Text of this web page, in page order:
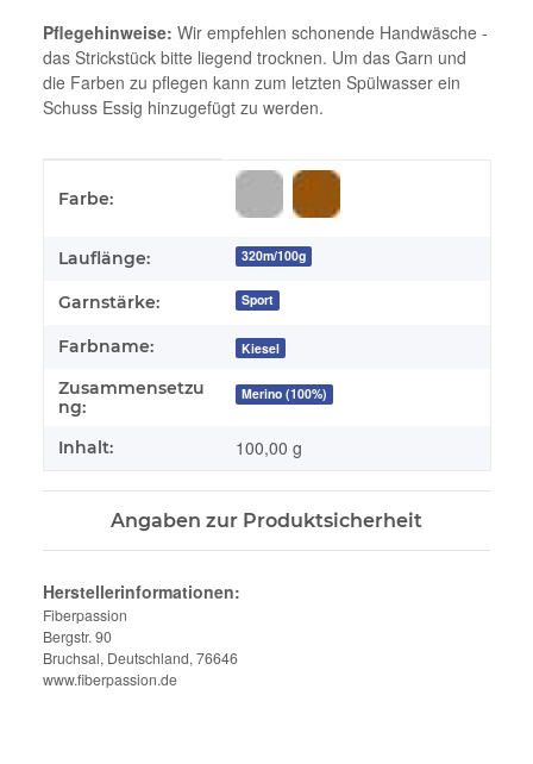
Pflegehinweise: Wir empfehlen schonende Handwäsche -
das Strickstück bitte liegend trocknen. Um das Garn und
die Farben zu pflegen kann zum letzten Spülwasser ein
Schuss Essig hinzugefügt zu werden.
Farbe:
Lauflänge: 320m/100g
Garnstärke: Sport
Farbname: Kiesel
Zusammensetzu
ng:
Merino (100%)
Inhalt: 100,00 g
Angaben zur Produktsicherheit
Herstellerinformationen:
Fiberpassion
Bergstr. 90
Bruchsal, Deutschland, 76646
www.fiberpassion.de